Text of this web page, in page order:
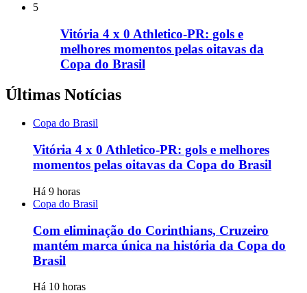
5
Vitória 4 x 0 Athletico-PR: gols e
melhores momentos pelas oitavas da
Copa do Brasil
Últimas Notícias
Copa do Brasil
Vitória 4 x 0 Athletico-PR: gols e melhores
momentos pelas oitavas da Copa do Brasil
Há 9 horas
Copa do Brasil
Com eliminação do Corinthians, Cruzeiro
mantém marca única na história da Copa do
Brasil
Há 10 horas